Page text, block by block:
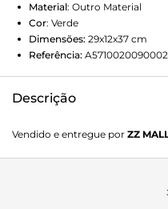
Material: Outro Material
Cor: Verde
Dimensões: 29x12x37 cm
Referência: A5710020090002
Descrição
estruturado, alça de mão e
de trás. Traz fecho
marca. Com bolso interno
Vendido e entregue por ZZ